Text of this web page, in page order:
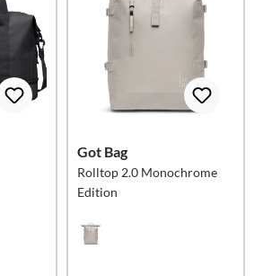
Got Bag
Rolltop 2.0 Monochrome
Edition